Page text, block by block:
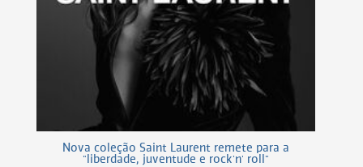
Nova coleção Saint Laurent remete para a
"liberdade, juventude e rock'n' roll"